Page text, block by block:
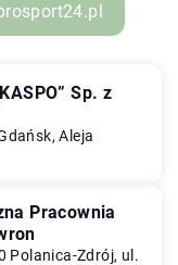
Sp. z
Aleja
Pracownia
Polanica-Zdrój, ul.